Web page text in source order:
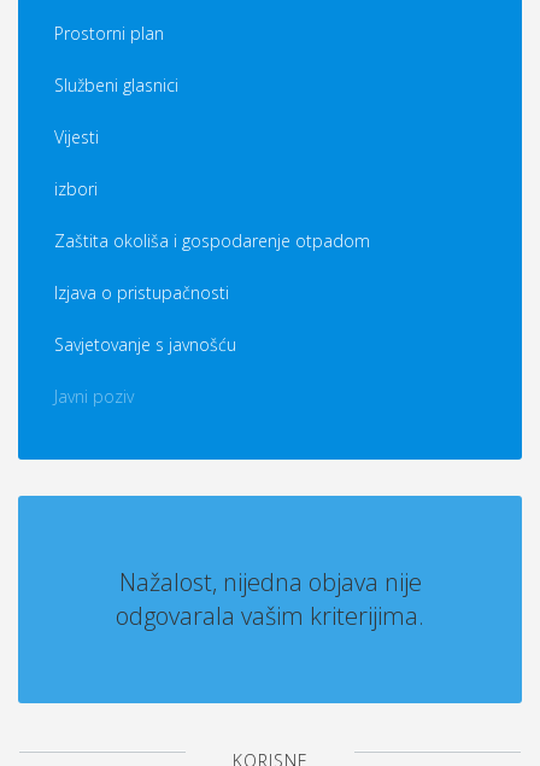
Prostorni plan
Službeni glasnici
Vijesti
izbori
Zaštita okoliša i gospodarenje otpadom
Izjava o pristupačnosti
Savjetovanje s javnošću
Javni poziv
Nažalost, nijedna objava nije
odgovarala vašim kriterijima.
KORISNE